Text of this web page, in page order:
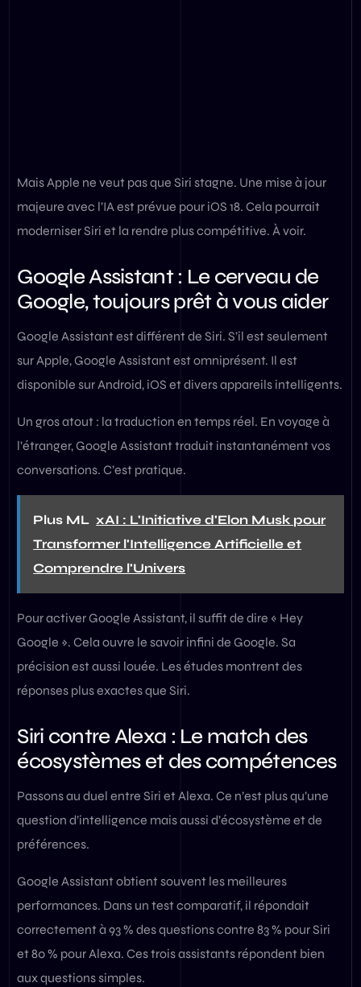
Mais Apple ne veut pas que Siri stagne. Une mise à jour
majeure avec l’IA est prévue pour iOS 18. Cela pourrait
moderniser Siri et la rendre plus compétitive. À voir.
Google Assistant : Le cerveau de
Google, toujours prêt à vous aider
Google Assistant est différent de Siri. S’il est seulement
sur Apple, Google Assistant est omniprésent. Il est
disponible sur Android, iOS et divers appareils intelligents.
Un gros atout : la traduction en temps réel. En voyage à
l’étranger, Google Assistant traduit instantanément vos
conversations. C’est pratique.
Plus ML xAI : L'Initiative d'Elon Musk pour
Transformer l'Intelligence Artificielle et
Comprendre l'Univers
Pour activer Google Assistant, il suffit de dire « Hey
Google ». Cela ouvre le savoir infini de Google. Sa
précision est aussi louée. Les études montrent des
réponses plus exactes que Siri.
Siri contre Alexa : Le match des
écosystèmes et des compétences
Passons au duel entre Siri et Alexa. Ce n’est plus qu’une
question d’intelligence mais aussi d’écosystème et de
préférences.
Google Assistant obtient souvent les meilleures
performances. Dans un test comparatif, il répondait
correctement à 93 % des questions contre 83 % pour Siri
et 80 % pour Alexa. Ces trois assistants répondent bien
aux questions simples.